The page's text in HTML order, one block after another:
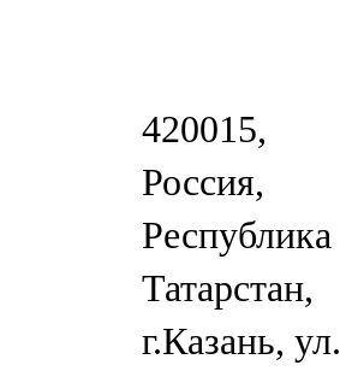
420015,
Россия,
Республика
Татарстан,
г.Казань, ул.